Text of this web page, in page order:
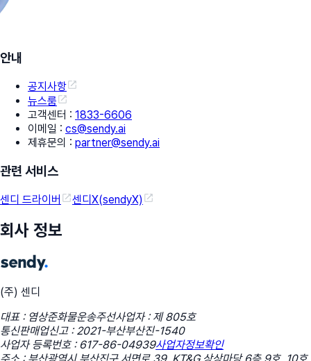
안내
공지사항
뉴스룸
고객센터 : 1833-6606
이메일 : cs@sendy.ai
제휴문의 : partner@sendy.ai
관련 서비스
센디 드라이버 센디X(sendyX)
회사 정보
(주) 센디
대표 : 염상준화물운송주선사업자 : 제 805호
통신판매업신고 : 2021-부산부산진-1540
사업자 등록번호 : 617-86-04939사업자정보확인